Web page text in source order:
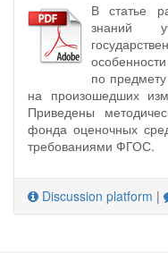
В статье
знаний
по
на произошедших
Приведены
фонда оценочных
требованиями ФГОС.
Discussion platform |